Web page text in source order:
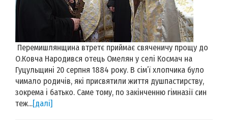
Перемишлянщина втретє приймає свяченичу прощу до
О.Ковча Народився отець Омелян у селі Космач на
Гуцульщині 20 серпня 1884 року. В сім’ї хлопчика було
чимало родичів, які присвятили життя душпастирству,
зокрема і батько. Саме тому, по закінченню гімназії син
теж...[далі]